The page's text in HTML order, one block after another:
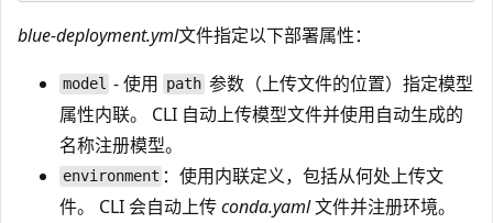
blue-deployment.yml文件指定以下部署属性：
model - 使用 path参数（上传文件的位置）指定模型
属性内联。 CLI 自动上传模型文件并使用自动生成的
名称注册模型。
environment ：使用内联定义，包括从何处上传文
件。 CLI 会自动上传conda.yaml文件并注册环境。